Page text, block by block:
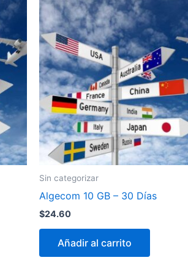
Sin categorizar
Algecom 10 GB – 30 Días
$24.60
Añadir al carrito